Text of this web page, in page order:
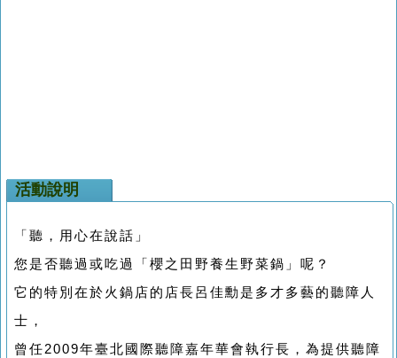
活動說明
「聽，用心在說話」
您是否聽過或吃過「櫻之田野養生野菜鍋」呢？
它的特別在於火鍋店的店長呂佳勳是多才多藝的聽障人
士，
曾任2009年臺北國際聽障嘉年華會執行長，為提供聽障